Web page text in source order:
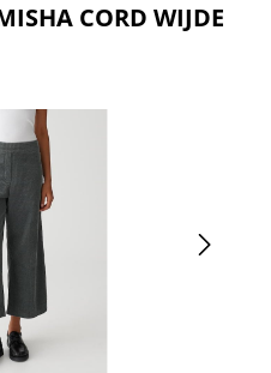
CORD WIJDE